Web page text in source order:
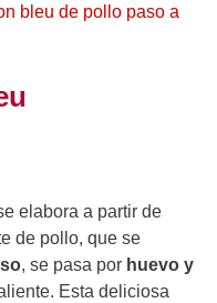
bleu de pollo paso a
elabora a partir de
de pollo, que se
, se pasa por huevo y
Esta deliciosa